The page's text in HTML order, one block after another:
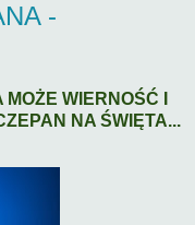
-
WIERNOŚĆ I
NA ŚWIĘTA...